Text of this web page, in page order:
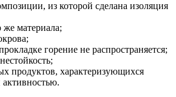
из которой сделана изоляция
материала;
горение не распространяется;
продуктов, характеризующихся